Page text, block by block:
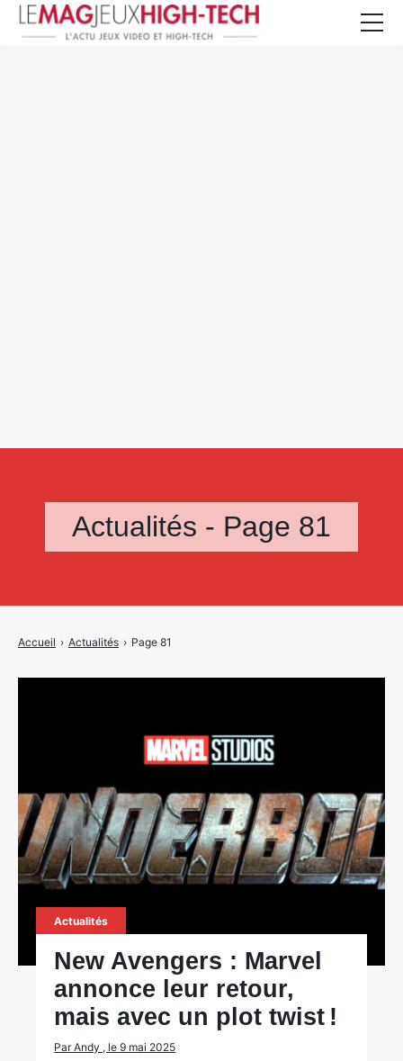
Actualités - Page 81
Accueil › Actualités › Page 81
Actualités
New Avengers : Marvel
annonce leur retour,
mais avec un plot twist !
Par Andy , le 9 mai 2025